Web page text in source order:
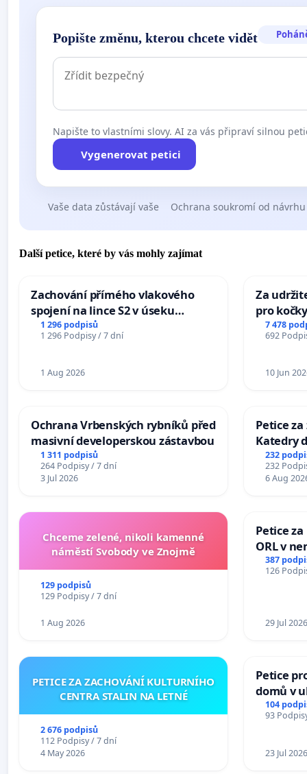
Popište změnu, kterou chcete vidět
Napište to vlastními slovy. AI za vás připraví silnou
Vygenerovat petici
Vaše data zůstávají vaše Ochrana soukromí od návrhu
Další petice, které by vás mohly zajímat
Zachování přímého vlakového
spojení na lince S2 v úseku
Ostrava – Bohumín – Karviná –
Mosty u Jablunkova
1 296 podpisů
1 296 Podpisy / 7 dní
1 Aug 2026
Za
pro
7 478
692
10 Jun
Ochrana Vrbenských rybníků před
masivní developerskou zástavbou
1 311 podpisů
264 Podpisy / 7 dní
3 Jul 2026
Petice
Katedry
232
232
6 Aug
Chceme zelené, nikoli kamenné
náměstí Svobody ve Znojmě
129 podpisů
129 Podpisy / 7 dní
1 Aug 2026
Petice
ORL v
Hradec
387
126
29 Jul 2026
PETICE ZA ZACHOVÁNÍ KULTURNÍHO
CENTRA STALIN NA LETNÉ
2 676 podpisů
112 Podpisy / 7 dní
4 May 2026
Petice
domů v
104
93
23 Jul 2026